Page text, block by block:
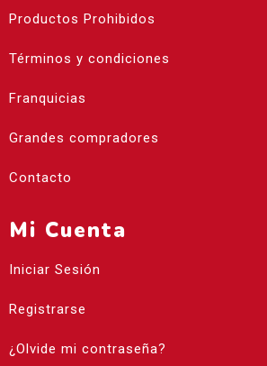
Productos Prohibidos
Términos y condiciones
Franquicias
Grandes compradores
Contacto
Mi Cuenta
Iniciar Sesión
Registrarse
¿Olvide mi contraseña?